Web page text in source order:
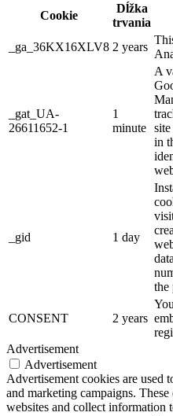
Cookie
Dĺžka
trvania
_ga_36KX16XLV8 2 years
_gat_UA-
26611652-1
1
minute
A
in
_gid 1 day
the
CONSENT 2 years
Advertisement
Advertisement
Advertisement cookies are used
and marketing campaigns.
websites and collect information